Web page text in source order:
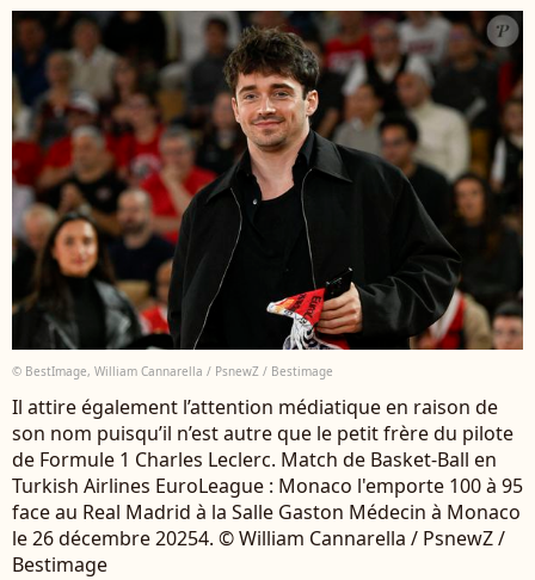
© BestImage, William Cannarella / PsnewZ / Bestimage
Il attire également l’attention médiatique en raison de
son nom puisqu’il n’est autre que le petit frère du pilote
de Formule 1 Charles Leclerc. Match de Basket-Ball en
Turkish Airlines EuroLeague : Monaco l'emporte 100 à 95
face au Real Madrid à la Salle Gaston Médecin à Monaco
le 26 décembre 20254. © William Cannarella / PsnewZ /
Bestimage